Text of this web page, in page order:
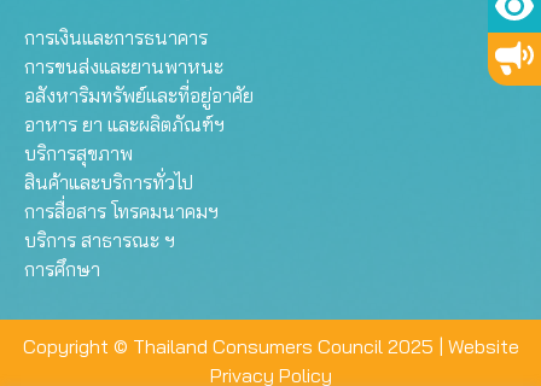
การเงินและการธนาคาร
การขนส่งและยานพาหนะ
อสังหาริมทรัพย์และที่อยู่อาศัย
อาหาร ยา และผลิตภัณฑ์ฯ
บริการสุขภาพ
สินค้าและบริการทั่วไป
การสื่อสาร โทรคมนาคมฯ
บริการ สาธารณะ ฯ
การศึกษา
Copyright © Thailand Consumers Council 2025 | Website
Privacy Policy